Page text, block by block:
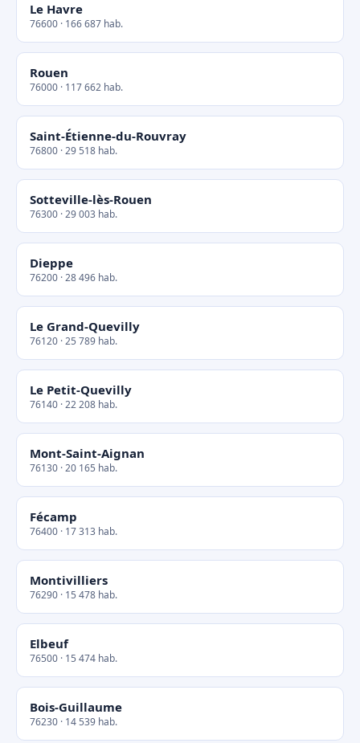
Le Havre
76600 · 166 687 hab.
Rouen
76000 · 117 662 hab.
Saint-Étienne-du-Rouvray
76800 · 29 518 hab.
Sotteville-lès-Rouen
76300 · 29 003 hab.
Dieppe
76200 · 28 496 hab.
Le Grand-Quevilly
76120 · 25 789 hab.
Le Petit-Quevilly
76140 · 22 208 hab.
Mont-Saint-Aignan
76130 · 20 165 hab.
Fécamp
76400 · 17 313 hab.
Montivilliers
76290 · 15 478 hab.
Elbeuf
76500 · 15 474 hab.
Bois-Guillaume
76230 · 14 539 hab.